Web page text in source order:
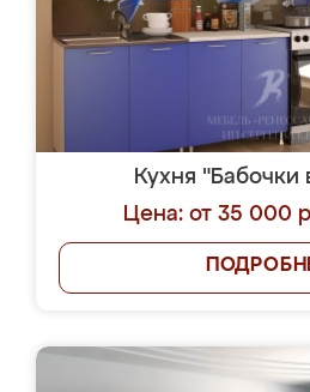
Кухня "Бабочки
Цена: от 35 000